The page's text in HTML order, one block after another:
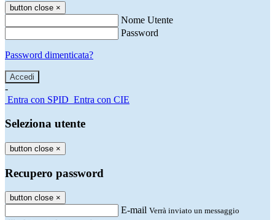
button close ×
Nome Utente
Password
Password dimenticata?
-
Entra con SPID Entra con CIE
Seleziona utente
button close ×
Recupero password
button close ×
E-mail Verrà inviato un messaggio